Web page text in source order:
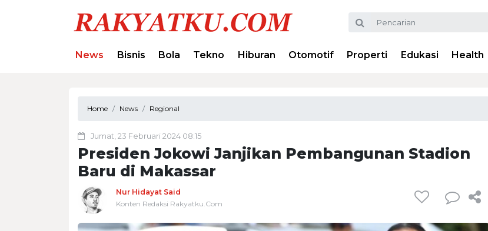
News Bisnis Bola Tekno Hiburan Otomotif Properti Edukasi Health
Home News Regional
Jumat, 23 Februari 2024 08:15
Presiden Jokowi Janjikan Pembangunan Stadion
Baru di Makassar
Nur Hidayat Said
Konten Redaksi Rakyatku.Com